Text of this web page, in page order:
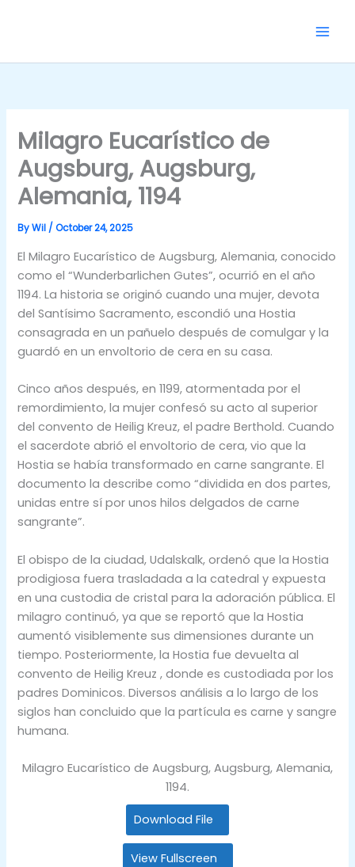
Milagro Eucarístico de
Augsburg, Augsburg,
Alemania, 1194
ByWil /October 24, 2025
El Milagro Eucarístico de Augsburg, Alemania, conocido
como el “Wunderbarlichen Gutes”, ocurrió en el año
1194. La historia se originó cuando una mujer, devota
del Santísimo Sacramento, escondió una Hostia
consagrada en un pañuelo después de comulgar y la
guardó en un envoltorio de cera en su casa.
Cinco años después, en 1199, atormentada por el
remordimiento, la mujer confesó su acto al superior
del convento de Heilig Kreuz, el padre Berthold. Cuando
el sacerdote abrió el envoltorio de cera, vio que la
Hostia se había transformado en carne sangrante. El
documento la describe como “dividida en dos partes,
unidas entre sí por unos hilos delgados de carne
sangrante”.
El obispo de la ciudad, Udalskalk, ordenó que la Hostia
prodigiosa fuera trasladada a la catedral y expuesta
en una custodia de cristal para la adoración pública. El
milagro continuó, ya que se reportó que la Hostia
aumentó visiblemente sus dimensiones durante un
tiempo. Posteriormente, la Hostia fue devuelta al
convento de Heilig Kreuz , donde es custodiada por los
padres Dominicos. Diversos análisis a lo largo de los
siglos han concluido que la partícula es carne y sangre
humana.
Milagro Eucarístico de Augsburg, Augsburg, Alemania,
1194.
Download File
View Fullscreen